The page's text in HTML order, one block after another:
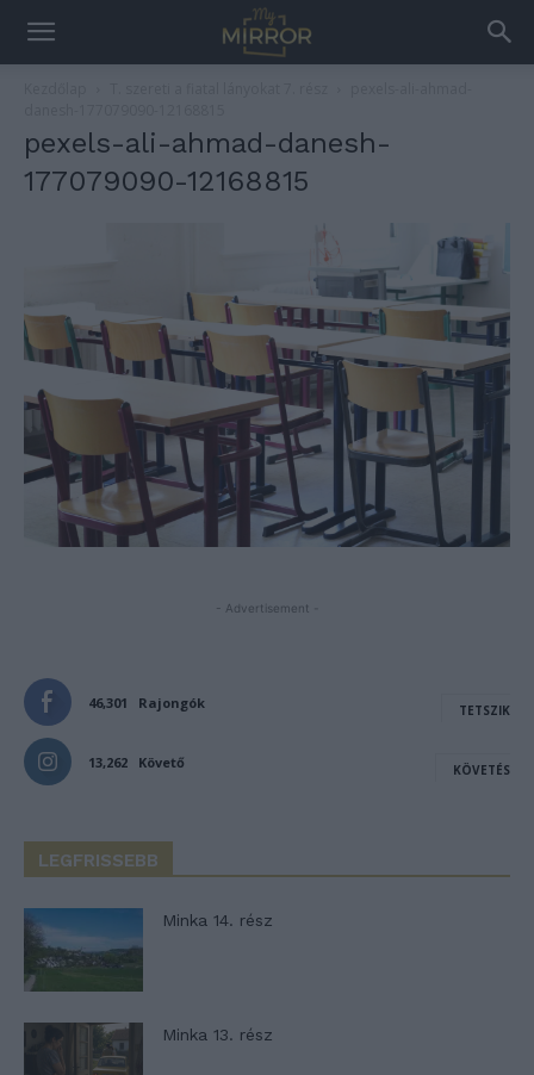
pexels-ali-ahmad-danesh-
177079090-12168815
- Advertisement -
46,301 Rajongók TETSZIK
13,262 Követő KÖVETÉS
LEGFRISSEBB
Minka 14. rész
Minka 13. rész